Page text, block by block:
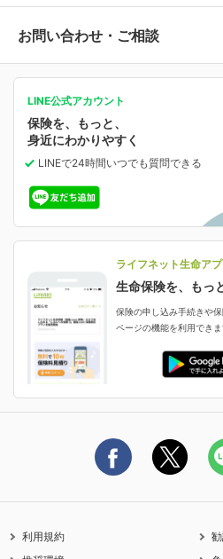
人生のステージに必要な保険がわ
保険ジャンバラヤ
あなたの人生と保険選びのための
選ばれる理由・評判
ライフネット生命の特長
ライフネット生命が選ばれる理由
評判・口コミ
ご契約者さまに聞きました！
申し込みガイド
ご契約の流れと必要書類
保険料の支払い方法
病気や手術に備える
がん保険
がんに備える
女性保険
就業不能保険
就業不能状態に備える
認知症・MCIに備える
ご契約内容の確認
お客さま情報の確認・変更
保険料の支払い方法の変更
中断したお申し込みの再開
お申し込み後の状況確認
減額・解約・追加契約の申し
ご契約者さま向け各種お手続き・
保険金・給付金のご請求
生命保険料控除に関するご案内
ライフネット生命についてトップ
会社情報
業績・財務情報
保険金等の支払状況
採用情報
生命保険マニフェスト
ライフネット生命のCMページ
ライフネット生命公式note
お問い合わせ・ご相談
保険相談サービス
よくあるご質問
資料請求
LINE公式アカウント
保険を、もっと、
身近にわかりやすく
LINEで24時間いつでも質問できる
ライフネット生命アプ
生命保険を、もっ
保険の申し込み手続きや
ページの機能を利用できま
利用規約